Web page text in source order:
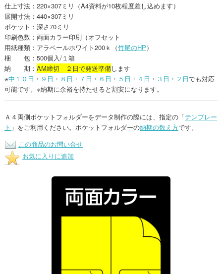
仕上寸法：220×307ミリ（A4資料が10枚程度差し込めます）
展開寸法：440×307ミリ
ポケット：深さ70ミリ
印刷色数：両面カラー印刷（オフセット
用紙種類：アラベールホワイト200ｋ（竹尾のHP）
梱 包：500個入/１箱
納 期： AM締切 ２日で発送準備します
※中１０日 ・ ９日 ・ ８日 ・ ７日 ・ ６日 ・ ５日 ・ ４日 ・ ３日 ・ ２日でも対応
可能です。※納期に余裕を持たせると割安になります。
Ａ４両側ポケットフォルダーをデータ制作の際には、指定の「テンプレー
ト 」をご利用ください。ポケットフォルダーの納期の数え方です。
この商品のお問い合せ
お気に入りに追加